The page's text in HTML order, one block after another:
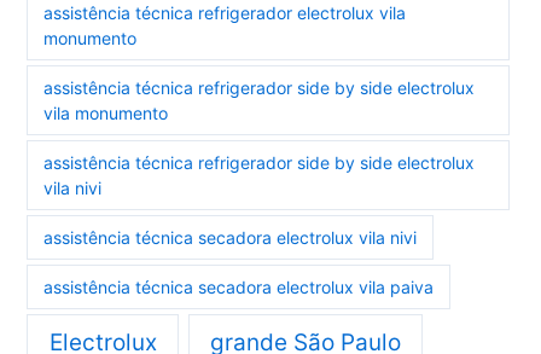
assistência técnica refrigerador electrolux vila
monumento
assistência técnica refrigerador side by side electrolux
vila monumento
assistência técnica refrigerador side by side electrolux
vila nivi
assistência técnica secadora electrolux vila nivi
assistência técnica secadora electrolux vila paiva
Electrolux grande São Paulo